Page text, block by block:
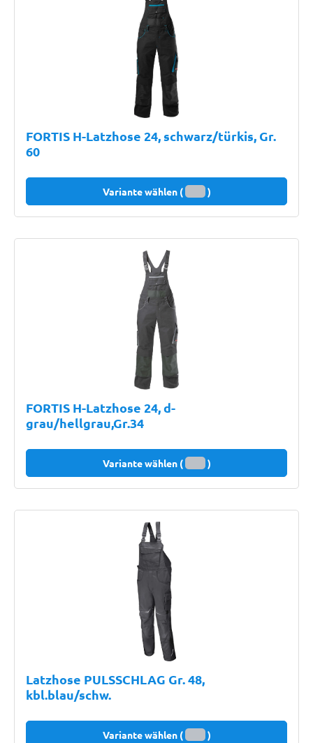
FORTIS H-Latzhose 24, schwarz/türkis, Gr.
60
Variante wählen ( )
FORTIS H-Latzhose 24, d-
grau/hellgrau,Gr.34
Variante wählen ( )
Latzhose PULSSCHLAG Gr. 48,
kbl.blau/schw.
Variante wählen ( )